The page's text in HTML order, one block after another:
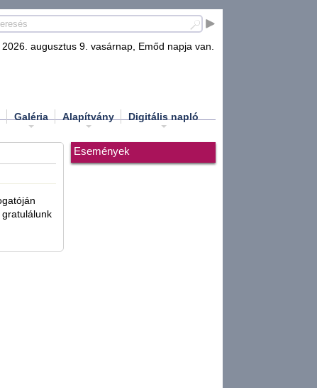
2026. augusztus 9. vasárnap, Emőd napja van.
Galéria Alapítvány Digitális napló
Események